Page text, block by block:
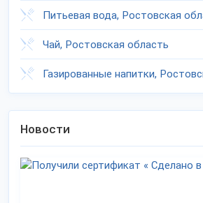
Питьевая вода, Ростовская
Чай, Ростовская область
Газированные напитки,
Новости